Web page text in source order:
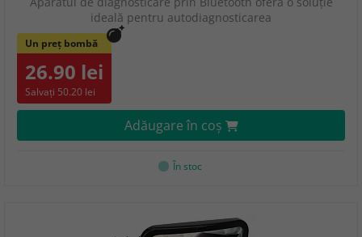
ideală pentru autodiagnosticarea
Un preț bombă
26.90 lei
Salvați 50.20 lei
Adăugare în coş
În stoc